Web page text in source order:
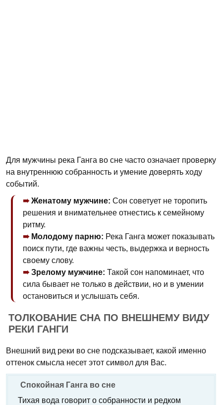
Для мужчины река Ганга во сне часто означает проверку
на внутреннюю собранность и умение доверять ходу
событий.
Женатому мужчине: Сон советует не торопить
решения и внимательнее отнестись к семейному
ритму.
Молодому парню: Река Ганга может показывать
поиск пути, где важны честь, выдержка и верность
своему слову.
Зрелому мужчине: Такой сон напоминает, что
сила бывает не только в действии, но и в умении
остановиться и услышать себя.
ТОЛКОВАНИЕ СНА ПО ВНЕШНЕМУ ВИДУ
РЕКИ ГАНГИ
Внешний вид реки во сне подсказывает, какой именно
оттенок смысла несет этот символ для Вас.
Спокойная Ганга во сне
Тихая вода говорит о собранности и редком